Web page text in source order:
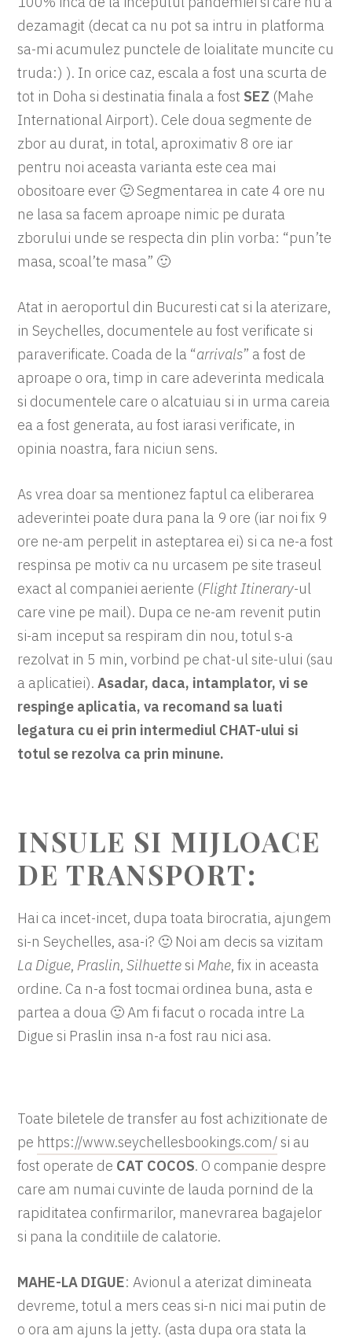
dezamagit (decat ca nu pot sa intru in platforma
sa-mi acumulez punctele de loialitate muncite cu
truda:) ). In orice caz, escala a fost una scurta de
tot in Doha si destinatia finala a fost SEZ (Mahe
International Airport). Cele doua segmente de
zbor au durat, in total, aproximativ 8 ore iar
pentru noi aceasta varianta este cea mai
obositoare ever 🙂 Segmentarea in cate 4 ore nu
ne lasa sa facem aproape nimic pe durata
zborului unde se respecta din plin vorba: “pun’te
masa, scoal’te masa” 🙂
Atat in aeroportul din Bucuresti cat si la aterizare,
in Seychelles, documentele au fost verificate si
paraverificate. Coada de la “arrivals” a fost de
aproape o ora, timp in care adeverinta medicala
si documentele care o alcatuiau si in urma careia
ea a fost generata, au fost iarasi verificate, in
opinia noastra, fara niciun sens.
As vrea doar sa mentionez faptul ca eliberarea
adeverintei poate dura pana la 9 ore (iar noi fix 9
ore ne-am perpelit in asteptarea ei) si ca ne-a fost
respinsa pe motiv ca nu urcasem pe site traseul
exact al companiei aeriente (Flight Itinerary-ul
care vine pe mail). Dupa ce ne-am revenit putin
si-am inceput sa respiram din nou, totul s-a
rezolvat in 5 min, vorbind pe chat-ul site-ului (sau
a aplicatiei).Asadar, daca, intamplator, vi se
respinge aplicatia, va recomand sa luati
legatura cu ei prin intermediul CHAT-ului si
totul se rezolva ca prin minune.
INSULE SI MIJLOACE
DE TRANSPORT:
Hai ca incet-incet, dupa toata birocratia, ajungem
si-n Seychelles, asa-i? 🙂 Noi am decis sa vizitam
La Digue, Praslin,Silhuettesi Mahe, fix in aceasta
ordine. Ca n-a fost tocmai ordinea buna, asta e
partea a doua 🙂 Am fi facut o rocada intre La
Digue si Praslin insa n-a fost rau nici asa.
Toate biletele de transfer au fost achizitionate de
pe https://www.seychellesbookings.com/si au
fost operate de CAT COCOS. O companie despre
care am numai cuvinte de lauda pornind de la
rapiditatea confirmarilor, manevrarea bagajelor
si pana la conditiile de calatorie.
MAHE-LA DIGUE: Avionul a aterizat dimineata
devreme, totul a mers ceas si-n nici mai putin de
o ora am ajuns la jetty. (asta dupa ora stata la